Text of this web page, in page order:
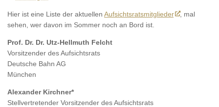
Hier ist eine Liste der aktuellen Aufsichtsratsmitglieder
, mal
sehen, wer davon im Sommer noch an Bord ist.
Prof. Dr. Dr. Utz-Hellmuth Felcht
Vorsitzender des Aufsichtsrats
Deutsche Bahn AG
München
Alexander Kirchner*
Stellvertretender Vorsitzender des Aufsichtsrats